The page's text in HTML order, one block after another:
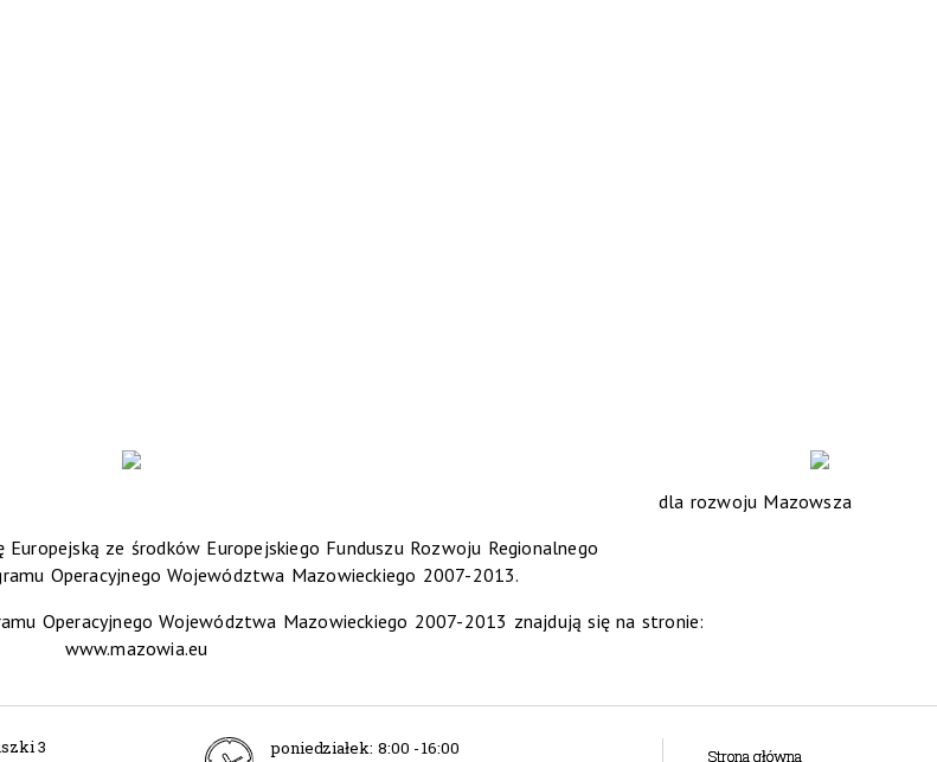
dla rozwoju Mazowsza
ze środków Europejskiego Funduszu Rozwoju Regionalnego
Operacyjnego Województwa Mazowieckiego 2007-2013.
Operacyjnego Województwa Mazowieckiego 2007-2013 znajdują się na stronie:
www.mazowia.eu
3
poniedziałek: 8:00 - 16:00
Strona główna